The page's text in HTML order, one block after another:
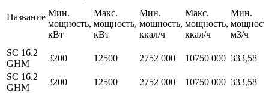
Название Мин.
мощность,
кВт
Макс.
мощность,
кВт
Мин.
мощность,
ккал/ч
Макс.
мощность,
ккал/ч
Мин.
м3/ч
SC 16.2
GHM
3200 12500 2752 000 10750 000 333,58
SC 16.2
GHM
3200 12500 2752 000 10750 000 333,58